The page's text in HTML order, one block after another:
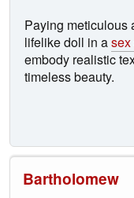
Paying meticulous
lifelike doll in a
embody realistic
timeless beauty.
Bartholomew